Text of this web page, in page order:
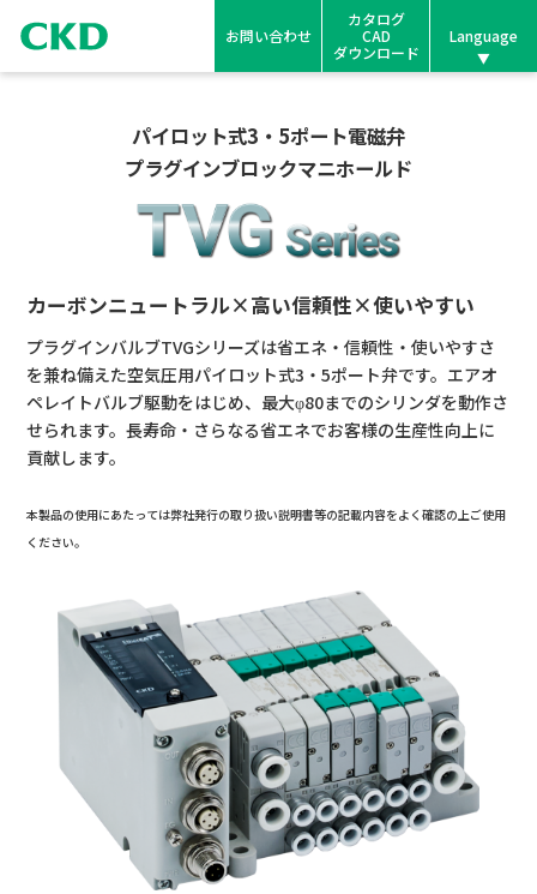
お問い合わせ
カタログ
CAD
ダウンロード
Language
パイロット式3・5ポート電磁弁
プラグインブロックマニホールド
カーボンニュートラル×高い信頼性×使いやすい
プラグインバルブTVGシリーズは省エネ・信頼性・使いやすさ
を兼ね備えた空気圧用パイロット式3・5ポート弁です。エアオ
ペレイトバルブ駆動をはじめ、最大φ80までのシリンダを動作さ
せられます。長寿命・さらなる省エネでお客様の生産性向上に
貢献します。
本製品の使用にあたっては弊社発行の取り扱い説明書等の記載内容をよく確認の上ご使用
ください。